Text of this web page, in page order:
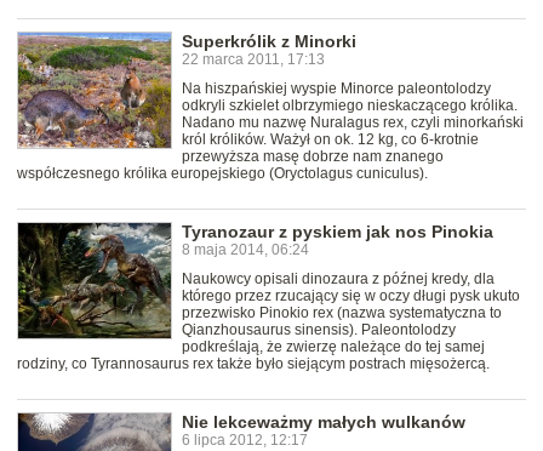
Superkrólik z Minorki
22 marca 2011, 17:13
Na hiszpańskiej wyspie Minorce paleontolodzy
odkryli szkielet olbrzymiego nieskaczącego królika.
Nadano mu nazwę Nuralagus rex, czyli minorkański
król królików. Ważył on ok. 12 kg, co 6-krotnie
przewyższa masę dobrze nam znanego
współczesnego królika europejskiego (Oryctolagus cuniculus).
Tyranozaur z pyskiem jak nos Pinokia
8 maja 2014, 06:24
Naukowcy opisali dinozaura z późnej kredy, dla
którego przez rzucający się w oczy długi pysk ukuto
przezwisko Pinokio rex (nazwa systematyczna to
Qianzhousaurus sinensis). Paleontolodzy
podkreślają, że zwierzę należące do tej samej
rodziny, co Tyrannosaurus rex także było siejącym postrach mięsożercą.
Nie lekceważmy małych wulkanów
6 lipca 2012, 12:17